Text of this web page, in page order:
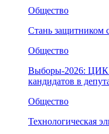
Общество
Стань защитником
Общество
Выборы-2026: ЦИК
кандидатов в
Общество
Технологическая